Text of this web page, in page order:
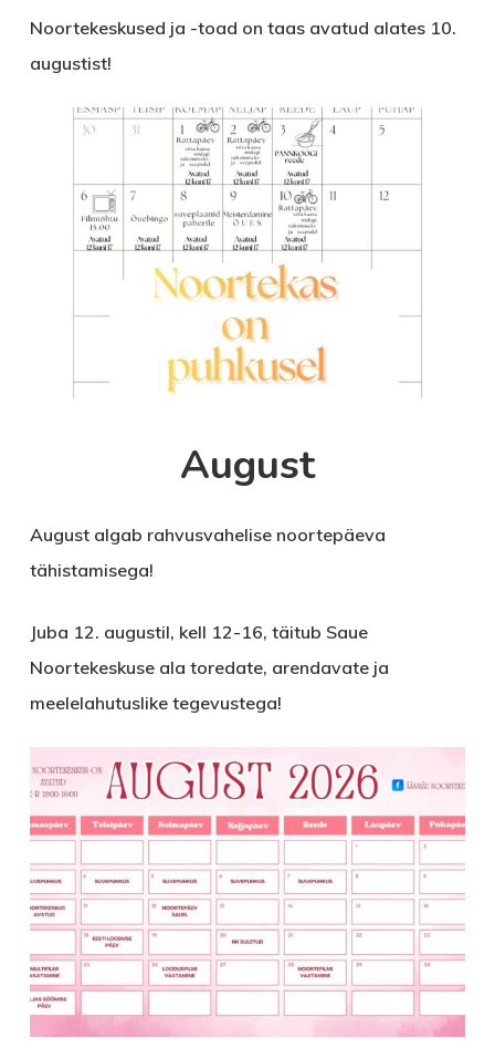
Noortekeskused ja -toad on taas avatud alates 10.
augustist!
August
August algab rahvusvahelise noortepäeva
tähistamisega!
Juba 12. augustil, kell 12-16, täitub Saue
Noortekeskuse ala toredate, arendavate ja
meelelahutuslike tegevustega!